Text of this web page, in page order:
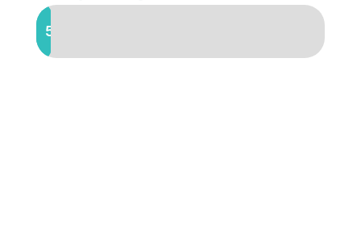
5%
5%